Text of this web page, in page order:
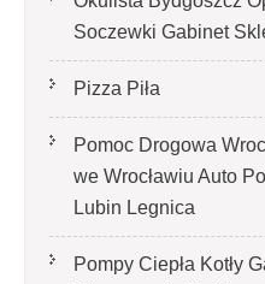
Soczewki Gabinet
Pizza Piła
Pomoc Drogowa
we Wrocławiu Auto
Lubin Legnica
Pompy Ciepła Kotły